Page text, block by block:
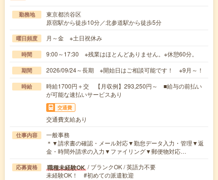
勤務地
東京都渋谷区
原宿駅から徒歩10分／北参道駅から徒歩5分
曜日頻度 月～金 ※土日祝休み
時間 9:00～17:30 ※残業はほとんどありません。※休憩60分。
期間 2026/09/24～長期 ※開始日はご相談可能です！ ※9月～！
時給
時給1700円＋交 【月収例】293,250円～ ■給与の前払い
が可能な速払いサービスあり
交通費
交通費支給あり
仕事内容
一般事務
＊▼請求書の確認・メール対応▼勤怠データ入力・管理▼返
金・時間外請求の入力▼ファイリング▼郵便物対応…
応募資格 職種未経験OK / ブランクOK / 英語力不要
未経験OK！ #初めての派遣歓迎